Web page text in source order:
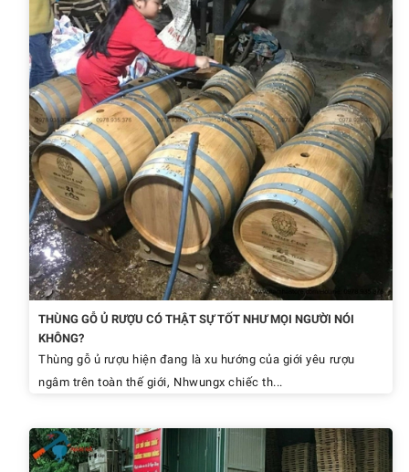
THÙNG GỖ Ủ RƯỢU CÓ THẬT SỰ TỐT NHƯ MỌI NGƯỜI NÓI
KHÔNG?
Thùng gỗ ủ rượu hiện đang là xu hướng của giới yêu rượu
ngâm trên toàn thế giới, Nhwungx chiếc th...